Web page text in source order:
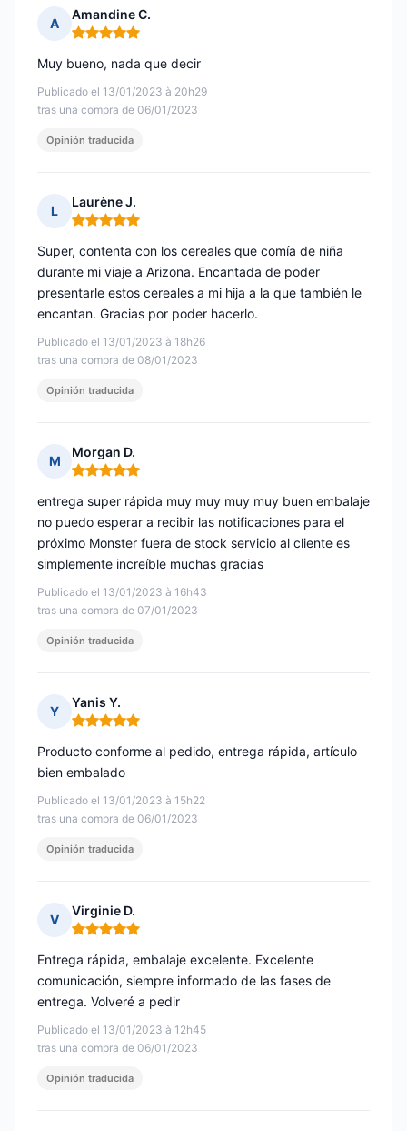
A
Amandine C.
Nota: 5 de 5
Publicado el 13/01/2023 à 20h29
tras una compra de 06/01/2023
Muy bueno, nada que decir
Opinión traducida
L
Laurène J.
Nota: 5 de 5
Publicado el 13/01/2023 à 18h26
tras una compra de 08/01/2023
Super, contenta con los cereales que comía de niña
durante mi viaje a Arizona. Encantada de poder
presentarle estos cereales a mi hija a la que también le
encantan. Gracias por poder hacerlo.
Opinión traducida
M
Morgan D.
Nota: 5 de 5
Publicado el 13/01/2023 à 16h43
tras una compra de 07/01/2023
entrega super rápida muy muy muy muy buen embalaje
no puedo esperar a recibir las notificaciones para el
próximo Monster fuera de stock servicio al cliente es
simplemente increíble muchas gracias
Opinión traducida
Y
Yanis Y.
Nota: 5 de 5
Publicado el 13/01/2023 à 15h22
tras una compra de 06/01/2023
Producto conforme al pedido, entrega rápida, artículo
bien embalado
Opinión traducida
V
Virginie D.
Nota: 5 de 5
Publicado el 13/01/2023 à 12h45
tras una compra de 06/01/2023
Entrega rápida, embalaje excelente. Excelente
comunicación, siempre informado de las fases de
entrega. Volveré a pedir
Opinión traducida